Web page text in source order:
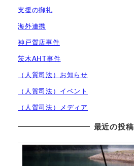
支援の御礼
海外連携
神戸質店事件
茨木AHT事件
（人質司法）お知らせ
（人質司法）イベント
（人質司法）メディア
最近の投稿